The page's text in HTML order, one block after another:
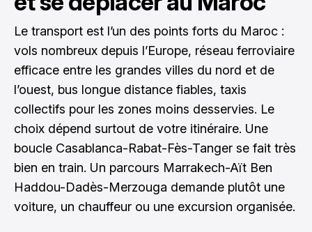
Le transport est l’un des points forts du Maroc :
vols nombreux depuis l’Europe, réseau ferroviaire
efficace entre les grandes villes du nord et de
l’ouest, bus longue distance fiables, taxis
collectifs pour les zones moins desservies. Le
choix dépend surtout de votre itinéraire. Une
boucle Casablanca-Rabat-Fès-Tanger se fait très
bien en train. Un parcours Marrakech-Aït Ben
Haddou-Dadès-Merzouga demande plutôt une
voiture, un chauffeur ou une excursion organisée.